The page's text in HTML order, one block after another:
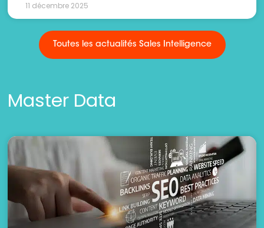
11 décembre 2025
Toutes les actualités Sales Intelligence
Master Data